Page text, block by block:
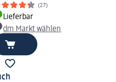
(27)
Lieferbar
dm Markt wählen